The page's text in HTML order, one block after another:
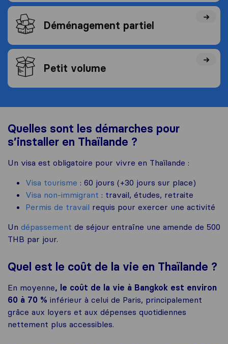
Déménagement partiel
Petit volume
Quelles sont les démarches pour
s’installer en Thaïlande ?
Un visa est obligatoire pour vivre en Thaïlande :
Visa tourisme : 60 jours (+30 jours sur place)
Visa non-immigrant : travail, études, retraite
Permis de travail requis pour exercer une activité
Un dépassement de séjour entraîne une amende de 500
THB par jour.
Quel est le coût de la vie en Thaïlande ?
En moyenne, le coût de la vie à Bangkok est environ
60 à 70 % inférieur à celui de Paris, principalement
grâce aux loyers et aux dépenses quotidiennes
nettement plus accessibles.